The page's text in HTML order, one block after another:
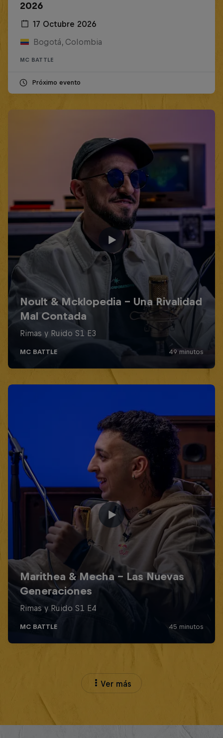
2026
17 Octubre 2026
Bogotá, Colombia
MC BATTLE
Próximo evento
Ver más